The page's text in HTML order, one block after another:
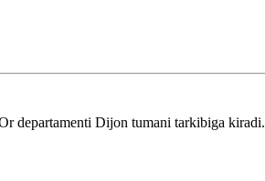
departamenti Dijon tumani tarkibiga kiradi.